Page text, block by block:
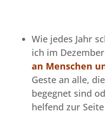
Wie jedes Jahr
ich im Dezember
an Menschen
Geste an alle,
begegnet sind
helfend zur